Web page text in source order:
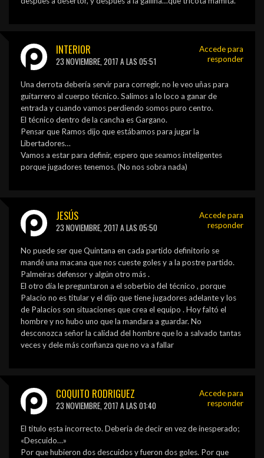
INTERIOR
23 NOVIEMBRE, 2017 A LAS 05:51
Una derrota debería servir para corregir, no le veo uñas para
guitarrero al cuerpo técnico. Salimos a lo loco a ganar de
entrada y cuando vamos perdiendo somos puro centro.
El técnico dentro de la cancha es Gargano.
Pensar que Ramos dijo que estábamos para jugar la
Libertadores…
Vamos a estar para definir, espero que seamos inteligentes
porque jugadores tenemos. (No nos sobra nada)
Accede para
responder
JESÚS
23 NOVIEMBRE, 2017 A LAS 05:50
No puede ser que Quintana en cada partido definitorio se
mandé una macana que nos cueste goles y a la postre partido.
Palmeiras defensor y algún otro más .
El otro día le preguntaron a el soberbio del técnico , porque
Palacio no es titular y el dijo que tiene jugadores adelante y los
de Palacios son situaciones que crea el equipo . Hoy faltó el
hombre y no hubo uno que la mandara a guardar. No
desconozca señor la calidad del hombre que lo a salvado tantas
veces y dele más confianza que no va a fallar
Accede para
responder
COQUITO RODRIGUEZ
23 NOVIEMBRE, 2017 A LAS 01:40
El titulo esta incorrecto. Deberia de decir en vez de inesperado;
«Descuido…»
Por que hubieron dos descuidos y fueron dos goles. Por que
Accede para
responder